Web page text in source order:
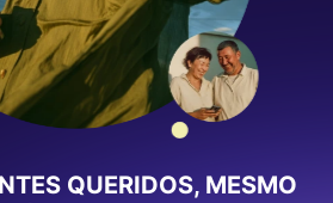
QUERIDOS, MESMO